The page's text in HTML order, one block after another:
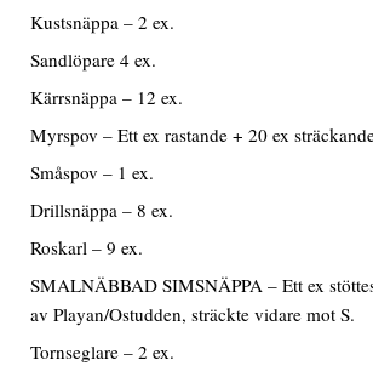
Kustsnäppa – 2 ex.
Sandlöpare 4 ex.
Kärrsnäppa – 12 ex.
Myrspov – Ett ex rastande + 20 ex
Småspov – 1 ex.
Drillsnäppa – 8 ex.
Roskarl – 9 ex.
SMALNÄBBAD SIMSNÄPPA – Ett ex
av Playan/Ostudden, sträckte vidare mot S.
Tornseglare – 2 ex.